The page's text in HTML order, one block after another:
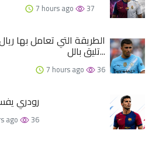
7 hours ago 37
الطريقة التي تعامل بها
تليق بالل...
7 hours ago 36
رودري
ago 36